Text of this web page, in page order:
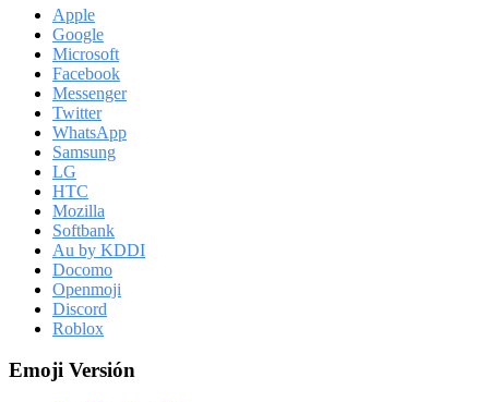
Apple
Google
Microsoft
Facebook
Messenger
Twitter
WhatsApp
Samsung
LG
HTC
Mozilla
Softbank
Au by KDDI
Docomo
Openmoji
Discord
Roblox
Emoji Versión